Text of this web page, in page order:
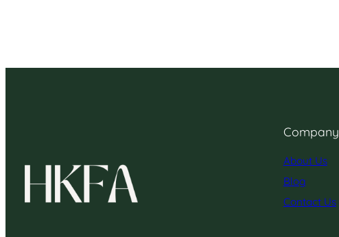
Company
About Us
Blog
Contact Us